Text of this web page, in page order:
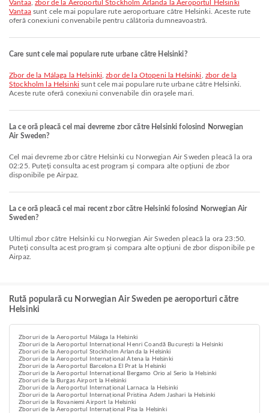
Vantaa,zbor de la Aeroportul Stockholm Arlanda la Aeroportul Helsinki
Vantaasunt cele mai populare rute aeroportuare către Helsinki. Aceste rute
oferă conexiuni convenabile pentru călătoria dumneavoastră.
Care sunt cele mai populare rute urbane către Helsinki?
zbor de la Málaga la Helsinki ,zbor de la Otopeni la Helsinki
zbor de la
Stockholm la Helsinki sunt cele mai populare rute urbane către Helsinki.
Aceste rute oferă conexiuni convenabile din orașele mari.
La ce oră pleacă cel mai devreme zbor către Helsinki folosind Norwegian
Air Sweden?
Cel mai devreme zbor către Helsinki cu Norwegian Air Sweden pleacă la ora
02:25. Puteți consulta acest program și compara alte opțiuni de zbor
disponibile pe Airpaz.
La ce oră pleacă cel mai recent zbor către Helsinki folosind Norwegian Air
Sweden?
Ultimul zbor către Helsinki cu Norwegian Air Sweden pleacă la ora 23:50.
Puteți consulta acest program și compara alte opțiuni de zbor disponibile pe
Airpaz.
Rută populară cu Norwegian Air Sweden pe aeroporturi către
Helsinki
Zboruri de la Aeroportul Málaga la Helsinki
Zboruri de la Aeroportul Internațional Henri Coandă București la Helsinki
Zboruri de la Aeroportul Stockholm Arlanda la Helsinki
Zboruri de la Aeroportul Internațional Atena la Helsinki
Zboruri de la Aeroportul Barcelona El Prat la Helsinki
Zboruri de la Aeroportul Internațional Bergamo Orio al Serio la Helsinki
Zboruri de la Burgas Airport la Helsinki
Zboruri de la Aeroportul Internațional Larnaca la Helsinki
Zboruri de la Aeroportul Internațional Pristina Adem Jashari la Helsinki
Zboruri de la Rovaniemi Airport la Helsinki
Zboruri de la Aeroportul Internațional Pisa la Helsinki